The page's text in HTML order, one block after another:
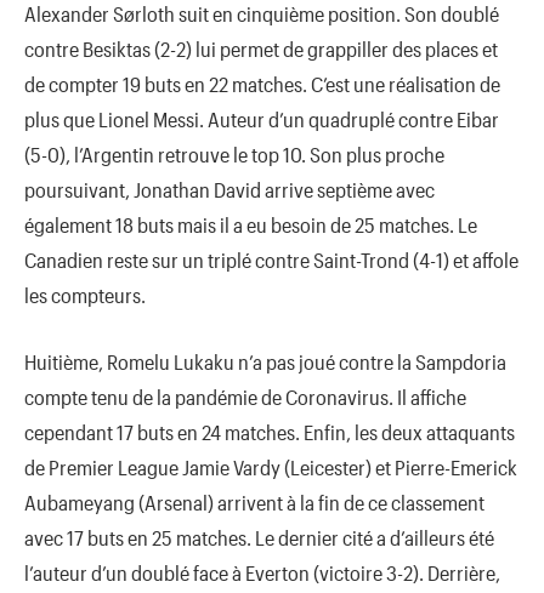
Alexander Sørloth suit en cinquième position. Son doublé
contre Besiktas (2-2) lui permet de grappiller des places et
de compter 19 buts en 22 matches. C’est une réalisation de
plus que Lionel Messi. Auteur d’un quadruplé contre Eibar
(5-0), l’Argentin retrouve le top 10. Son plus proche
poursuivant, Jonathan David arrive septième avec
également 18 buts mais il a eu besoin de 25 matches. Le
Canadien reste sur un triplé contre Saint-Trond (4-1) et affole
les compteurs.
Huitième, Romelu Lukaku n’a pas joué contre la Sampdoria
compte tenu de la pandémie de Coronavirus. Il affiche
cependant 17 buts en 24 matches. Enfin, les deux attaquants
de Premier League Jamie Vardy (Leicester) et Pierre-Emerick
Aubameyang (Arsenal) arrivent à la fin de ce classement
avec 17 buts en 25 matches. Le dernier cité a d’ailleurs été
l’auteur d’un doublé face à Everton (victoire 3-2). Derrière,